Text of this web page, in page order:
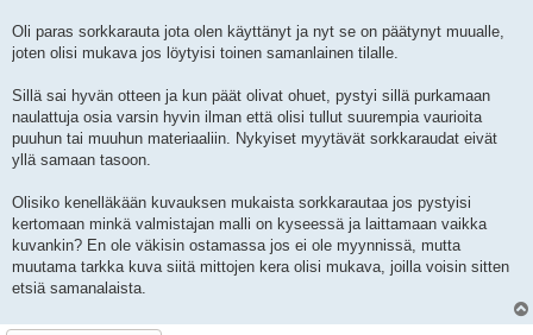
Oli paras sorkkarauta jota olen käyttänyt ja nyt se on päätynyt muualle,
joten olisi mukava jos löytyisi toinen samanlainen tilalle.
Sillä sai hyvän otteen ja kun päät olivat ohuet, pystyi sillä purkamaan
naulattuja osia varsin hyvin ilman että olisi tullut suurempia vaurioita
puuhun tai muuhun materiaaliin. Nykyiset myytävät sorkkaraudat eivät
yllä samaan tasoon.
Olisiko kenelläkään kuvauksen mukaista sorkkarautaa jos pystyisi
kertomaan minkä valmistajan malli on kyseessä ja laittamaan vaikka
kuvankin? En ole väkisin ostamassa jos ei ole myynnissä, mutta
muutama tarkka kuva siitä mittojen kera olisi mukava, joilla voisin sitten
etsiä samanalaista.